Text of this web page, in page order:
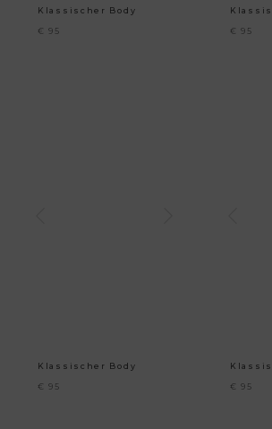
Klassischer Body
€ 95 € 95
Klassischer Body
€ 95 € 95